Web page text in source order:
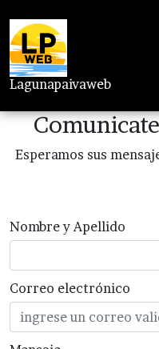
Lagunapaivaweb
Esperamos sus
Nombre y Apellido
Correo electrónico